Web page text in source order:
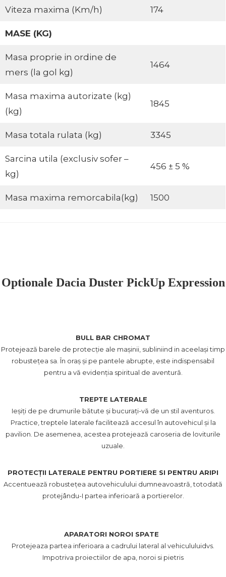
Viteza maxima (Km/h) 174
MASE (KG)
Masa proprie in ordine de
mers (la gol kg)
1464
Masa maxima autorizate (kg)
(kg)
1845
Masa totala rulata (kg) 3345
Sarcina utila (exclusiv sofer –
kg)
456 ± 5 %
Masa maxima remorcabila(kg) 1500
Optionale Dacia Duster PickUp Expression
BULL BAR CHROMAT
Protejează barele de protecţie ale maşinii, subliniind in aceelaşi timp
robusteţea sa. În oraş şi pe pantele abrupte, este indispensabil
pentru a vă evidenţia spiritual de aventură.
TREPTE LATERALE
Ieșiți de pe drumurile bătute și bucurați-vă de un stil aventuros.
Practice, treptele laterale facilitează accesul în autovehicul și la
pavilion. De asemenea, acestea protejează caroseria de loviturile
uzuale.
PROTECȚII LATERALE PENTRU PORTIERE SI PENTRU ARIPI
Accentuează robustețea autovehiculului dumneavoastră, totodată
protejându-I partea inferioară a portierelor.
APARATORI NOROI SPATE
Protejeaza partea inferioara a cadrului lateral al vehicululuidvs.
Impotriva proiectiilor de apa, noroi si pietris